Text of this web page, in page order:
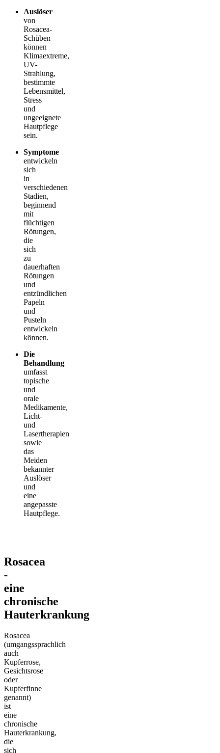
Auslöser
von
Rosacea-
Schüben
können
Klimaextreme,
UV-
Strahlung,
bestimmte
Lebensmittel,
Stress
und
ungeeignete
Hautpflege
sein.
Symptome
entwickeln
sich
in
verschiedenen
Stadien,
beginnend
mit
flüchtigen
Rötungen,
die
sich
zu
dauerhaften
Rötungen
und
entzündlichen
Papeln
und
Pusteln
entwickeln
können.
Die
Behandlung
umfasst
topische
und
orale
Medikamente,
Licht-
und
Lasertherapien
sowie
das
Meiden
bekannter
Auslöser
und
eine
angepasste
Hautpflege.
Rosacea
-
eine
chronische
Hauterkrankung
Rosacea
(umgangssprachlich
auch
Kupferrose,
Gesichtsrose
oder
Kupferfinne
genannt)
ist
eine
chronische
Hauterkrankung,
die
sich